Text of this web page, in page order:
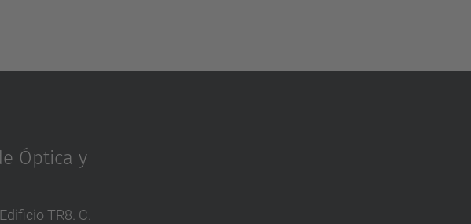
Óptica y
TR8. C.